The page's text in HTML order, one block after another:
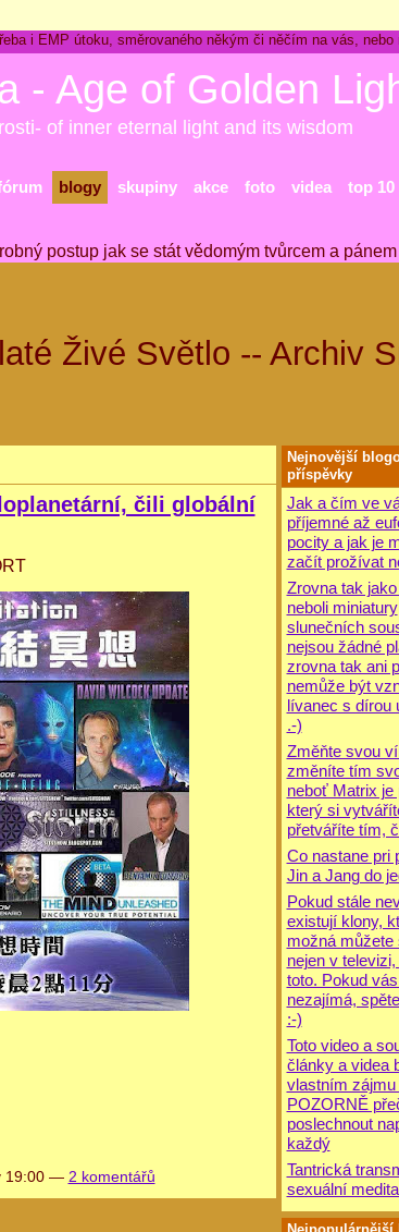
i EMP útoku, směrovaného někým či něčím na vás, nebo
- Age of Golden
of inner eternal light and its wisdom
blogy skupiny akce foto videa top 10
postup jak se stát vědomým tvůrcem a
Živé Světlo -- Archiv
čili globální
19:00 — 2 komentářů
Nejnovější
příspěvky
Jak a čím ve
příjemné až
pocity a jak je
začít prožívat
Zrovna tak
neboli miniatury
slunečních
nejsou žádné
zrovna tak ani
nemůže být
lívanec s dírou
.-)
Změňte svou
změníte tím
neboť Matrix je
který si
přetváříte tím,
Co nastane pri
Jin a Jang do
Pokud stále
existují klony,
možná můžete
nejen v
toto. Pokud
nezajímá,
:-)
Toto video a
články a videa
vlastním zájmu
POZORNĚ
poslechnout
každý
Tantrická
sexuální